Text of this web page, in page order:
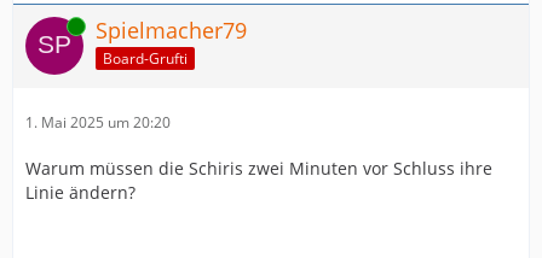
Online Spielmacher79
Board-Grufti
1. Mai 2025 um 20:20
Warum müssen die Schiris zwei Minuten vor Schluss ihre
Linie ändern?